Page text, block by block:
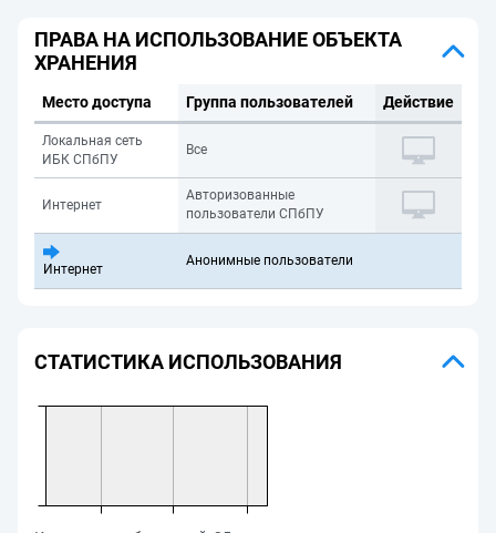
ПРАВА НА ИСПОЛЬЗОВАНИЕ ОБЪЕКТА
ХРАНЕНИЯ
Место доступа Группа пользователей Действие
Локальная сеть
ИБК СПбПУ
Все
Интернет
Авторизованные
пользователи СПбПУ
Интернет
Анонимные пользователи
СТАТИСТИКА ИСПОЛЬЗОВАНИЯ